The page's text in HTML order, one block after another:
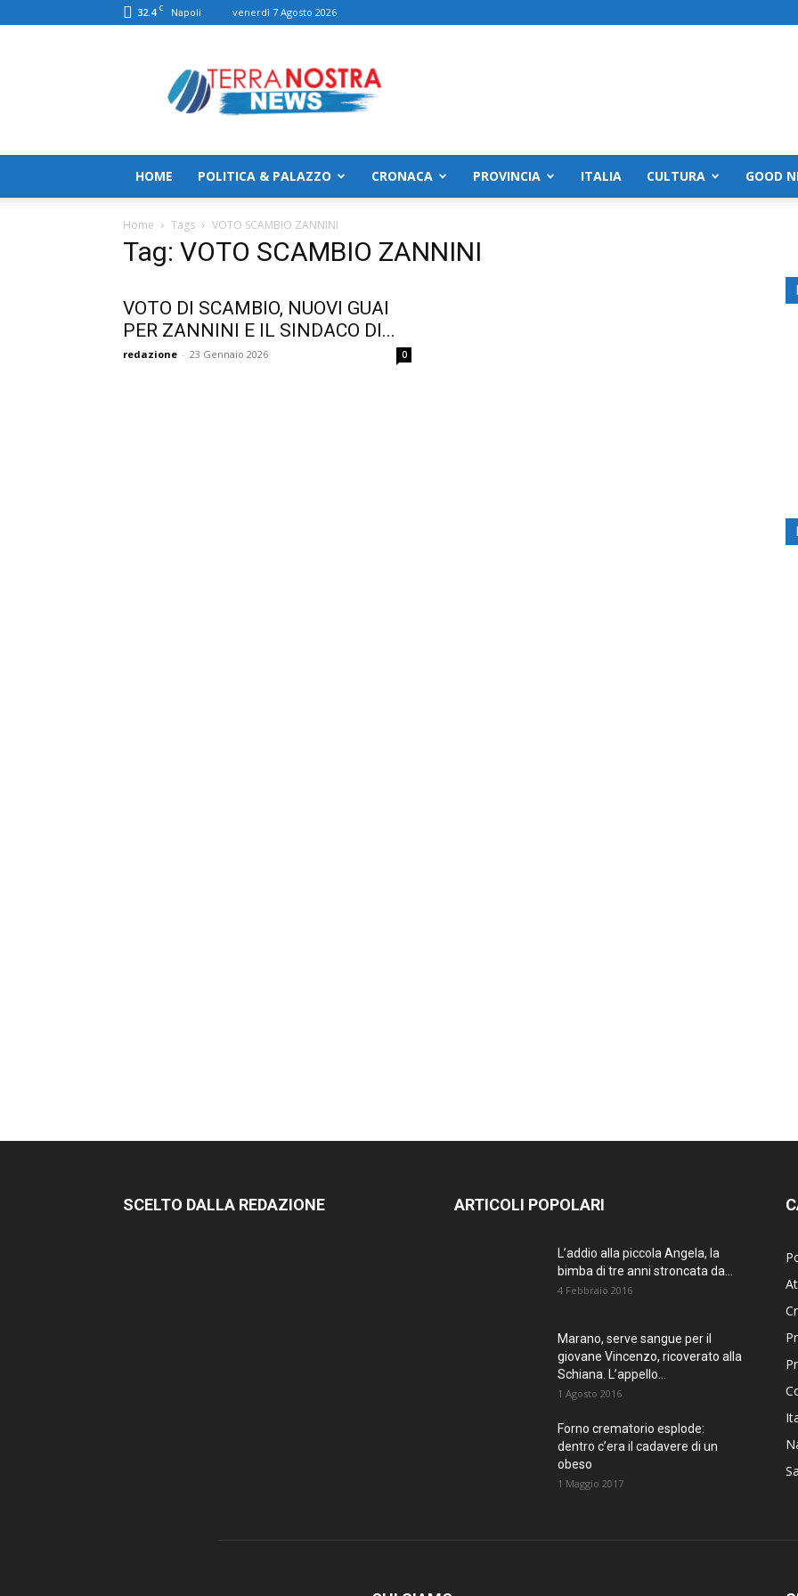
32.4 C Napoli venerdì 7 Agosto 2026
HOME POLITICA & PALAZZO CRONACA PROVINCIA ITALIA CULTURA GOOD
Home Tags VOTO SCAMBIO ZANNINI
Tag: VOTO SCAMBIO ZANNINI
VOTO DI SCAMBIO, NUOVI GUAI
PER ZANNINI E IL SINDACO DI...
redazione - 23 Gennaio 2026 0
SCELTO DALLA REDAZIONE ARTICOLI POPOLARI
L’addio alla piccola Angela, la
bimba di tre anni stroncata da...
4 Febbraio 2016
Marano, serve sangue per il
giovane Vincenzo, ricoverato alla
Schiana. L’appello...
1 Agosto 2016
Forno crematorio esplode:
dentro c’era il cadavere di un
obeso
1 Maggio 2017